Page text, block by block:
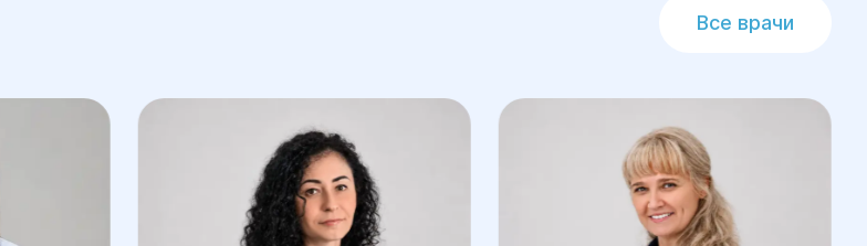
уровень травматичности — процедура является безболезненной и
медицинское сопровождение — на всех этапах процедуры вас
опытные специалисты.
Все врачи